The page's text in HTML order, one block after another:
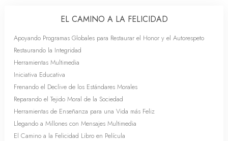
EL CAMINO A LA FELICIDAD
Apoyando Programas Globales para Restaurar el Honor y el Autorespeto
Restaurando la Integridad
Herramientas Multimedia
Iniciativa Educativa
Frenando el Declive de los Estándares Morales
Reparando el Tejido Moral de la Sociedad
Herramientas de Enseñanza para una Vida más Feliz
Llegando a Millones con Mensajes Multimedia
El Camino a la Felicidad Libro en Película